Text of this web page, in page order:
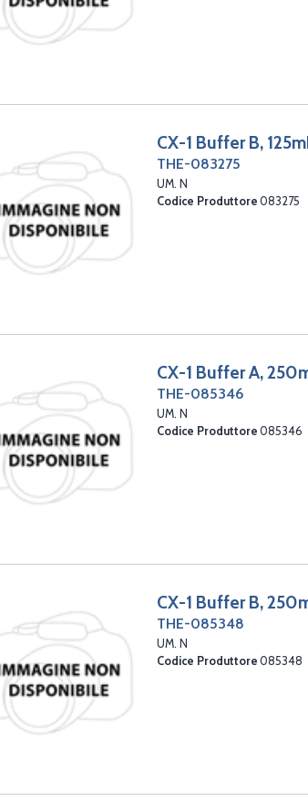
CX-1 Buffer B,
THE-083275
UM. N
Codice Produttore 083275
CX-1 Buffer A,
THE-085346
UM. N
Codice Produttore 085346
CX-1 Buffer B,
THE-085348
UM. N
Codice Produttore 085348